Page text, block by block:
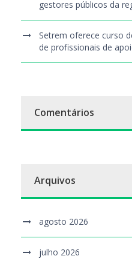
gestores públicos da
Setrem oferece curso
de profissionais de
Comentários
Arquivos
agosto 2026
julho 2026